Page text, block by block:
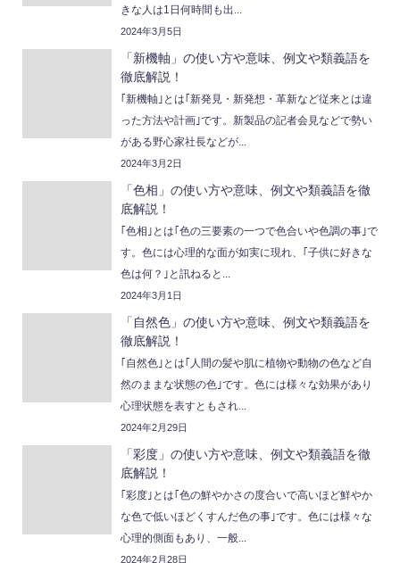
きな人は1日何時間も出...
2024年3月5日
「新機軸」の使い方や意味、例文や類義語を
徹底解説！
｢新機軸｣とは｢新発見・新発想・革新など従来とは違
った方法や計画｣です。新製品の記者会見などで勢い
がある野心家社長などが...
2024年3月2日
「色相」の使い方や意味、例文や類義語を徹
底解説！
｢色相｣とは｢色の三要素の一つで色合いや色調の事｣で
す。色には心理的な面が如実に現れ、｢子供に好きな
色は何？｣と訊ねると...
2024年3月1日
「自然色」の使い方や意味、例文や類義語を
徹底解説！
｢自然色｣とは｢人間の髪や肌に植物や動物の色など自
然のままな状態の色｣です。色には様々な効果があり
心理状態を表すともされ...
2024年2月29日
「彩度」の使い方や意味、例文や類義語を徹
底解説！
｢彩度｣とは｢色の鮮やかさの度合いで高いほど鮮やか
な色で低いほどくすんだ色の事｣です。色には様々な
心理的側面もあり、一般...
2024年2月28日